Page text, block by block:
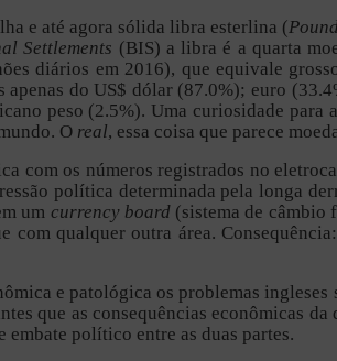
e até agora sólida libra esterlina (
Settlements (BIS) a libra é a quarta
diários em 2016), que equivale
do US$ dólar (87.0%); euro
peso (2.5%). Uma curiosidade
O real, essa coisa que parece
com os números registrados no
política determinada pela longa
um currency board(sistema de câmbio
qualquer outra área.
e patológica os problemas
que as consequências econômicas
embate político entre as duas partes.